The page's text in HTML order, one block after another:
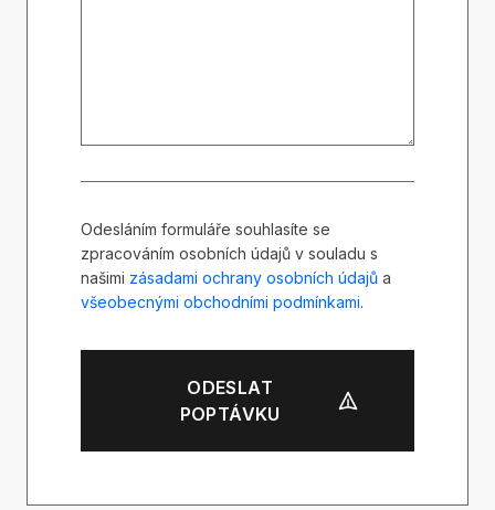
Odesláním formuláře souhlasíte se
zpracováním osobních údajů v souladu s
našimi zásadami ochrany osobních údajů a
všeobecnými obchodními podmínkami.
ODESLAT
POPTÁVKU